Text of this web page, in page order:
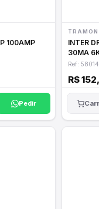
Pedir
INTER DR/TDR-4P 25AMP
30MA
Ref:
R$